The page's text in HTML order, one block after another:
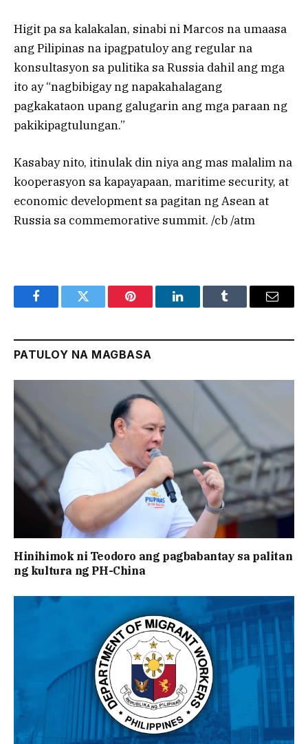
Higit pa sa kalakalan, sinabi ni Marcos na umaasa
ang Pilipinas na ipagpatuloy ang regular na
konsultasyon sa pulitika sa Russia dahil ang mga
ito ay “nagbibigay ng napakahalagang
pagkakataon upang galugarin ang mga paraan ng
pakikipagtulungan.”
Kasabay nito, itinulak din niya ang mas malalim na
kooperasyon sa kapayapaan, maritime security, at
economic development sa pagitan ng Asean at
Russia sa commemorative summit. /cb /atm
FacebookTwitter Pinterest LinkedInTumblr Email
PATULOY NA MAGBASA
Hinihimok ni Teodoro ang pagbabantay sa palitan
ng kultura ng PH-China